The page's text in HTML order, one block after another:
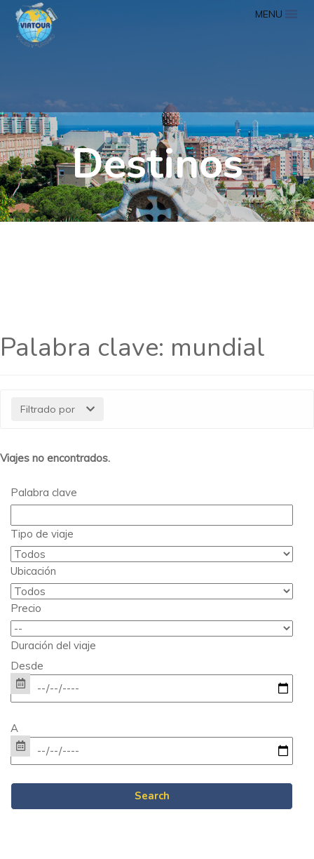
MENU
Destinos
Palabra clave: mundial
Filtrado por
Viajes no encontrados.
Palabra clave
Tipo de viaje
Ubicación
Precio
Duración del viaje
Desde
A